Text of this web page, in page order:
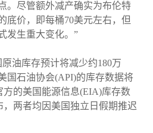
。尽管额外减产确实为布伦特
底价，即每桶70美元左右，但
发生重大变化。”
油库存预计将减少约180万
国石油协会(API)的库存数据将
方的美国能源信息(EIA)库存数
，两者均因美国独立日假期推迟